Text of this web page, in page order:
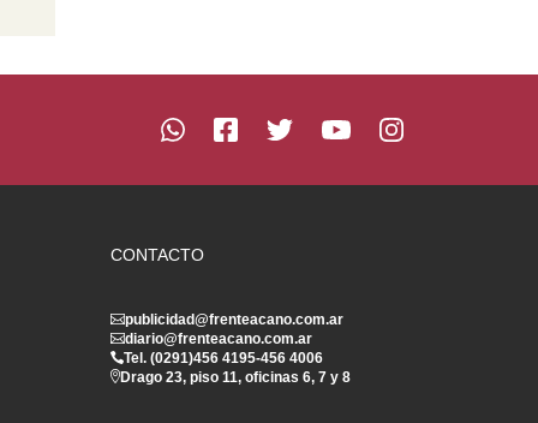
CONTACTO
publicidad@frenteacano.com.ar
diario@frenteacano.com.ar
Tel. (0291)456 4195-456 4006
Drago 23, piso 11, oficinas 6, 7 y 8